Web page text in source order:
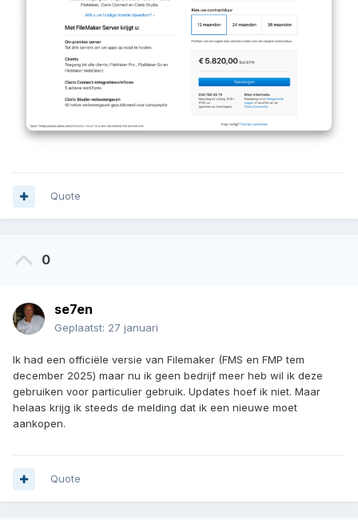
Quote
0
se7en
Geplaatst: 27 januari
Ik had een officiële versie van Filemaker (FMS en FMP tem
december 2025) maar nu ik geen bedrijf meer heb wil ik deze
gebruiken voor particulier gebruik. Updates hoef ik niet. Maar
helaas krijg ik steeds de melding dat ik een nieuwe moet
aankopen.
Quote